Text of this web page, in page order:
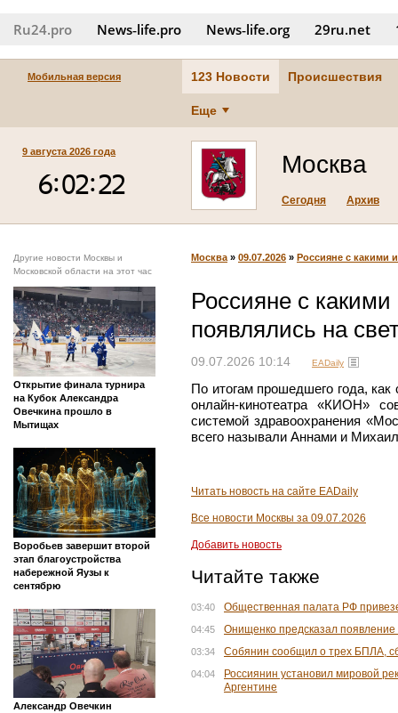
Ru24.pro News‑life.pro News‑life.org 29ru.net
Мобильная версия 123 Новости Происшествия
Еще
9 августа 2026 года Москва
Сегодня Архив
Другие новости Москвы и
Московской области на этот час
Открытие финала турнира
на Кубок Александра
Овечкина прошло в
Мытищах
Воробьев завершит второй
этап благоустройства
набережной Яузы к
сентябрю
Александр Овечкин
Москва » 09.07.2026 » Россияне с какими
Россияне с
появлялись на
09.07.2026 10:14 EADaily
По итогам прошедшего года, как
онлайн-кинотеатра «КИОН»
системой здравоохранения
всего называли Аннами и
Читать новость на сайте EADaily
Все новости Москвы за 09.07.2026
Добавить новость
Читайте также
03:40 Общественная палата РФ
04:45 Онищенко предсказал
03:34 Собянин сообщил о трех БПЛА,
04:04
Россиянин установил мировой
Аргентине